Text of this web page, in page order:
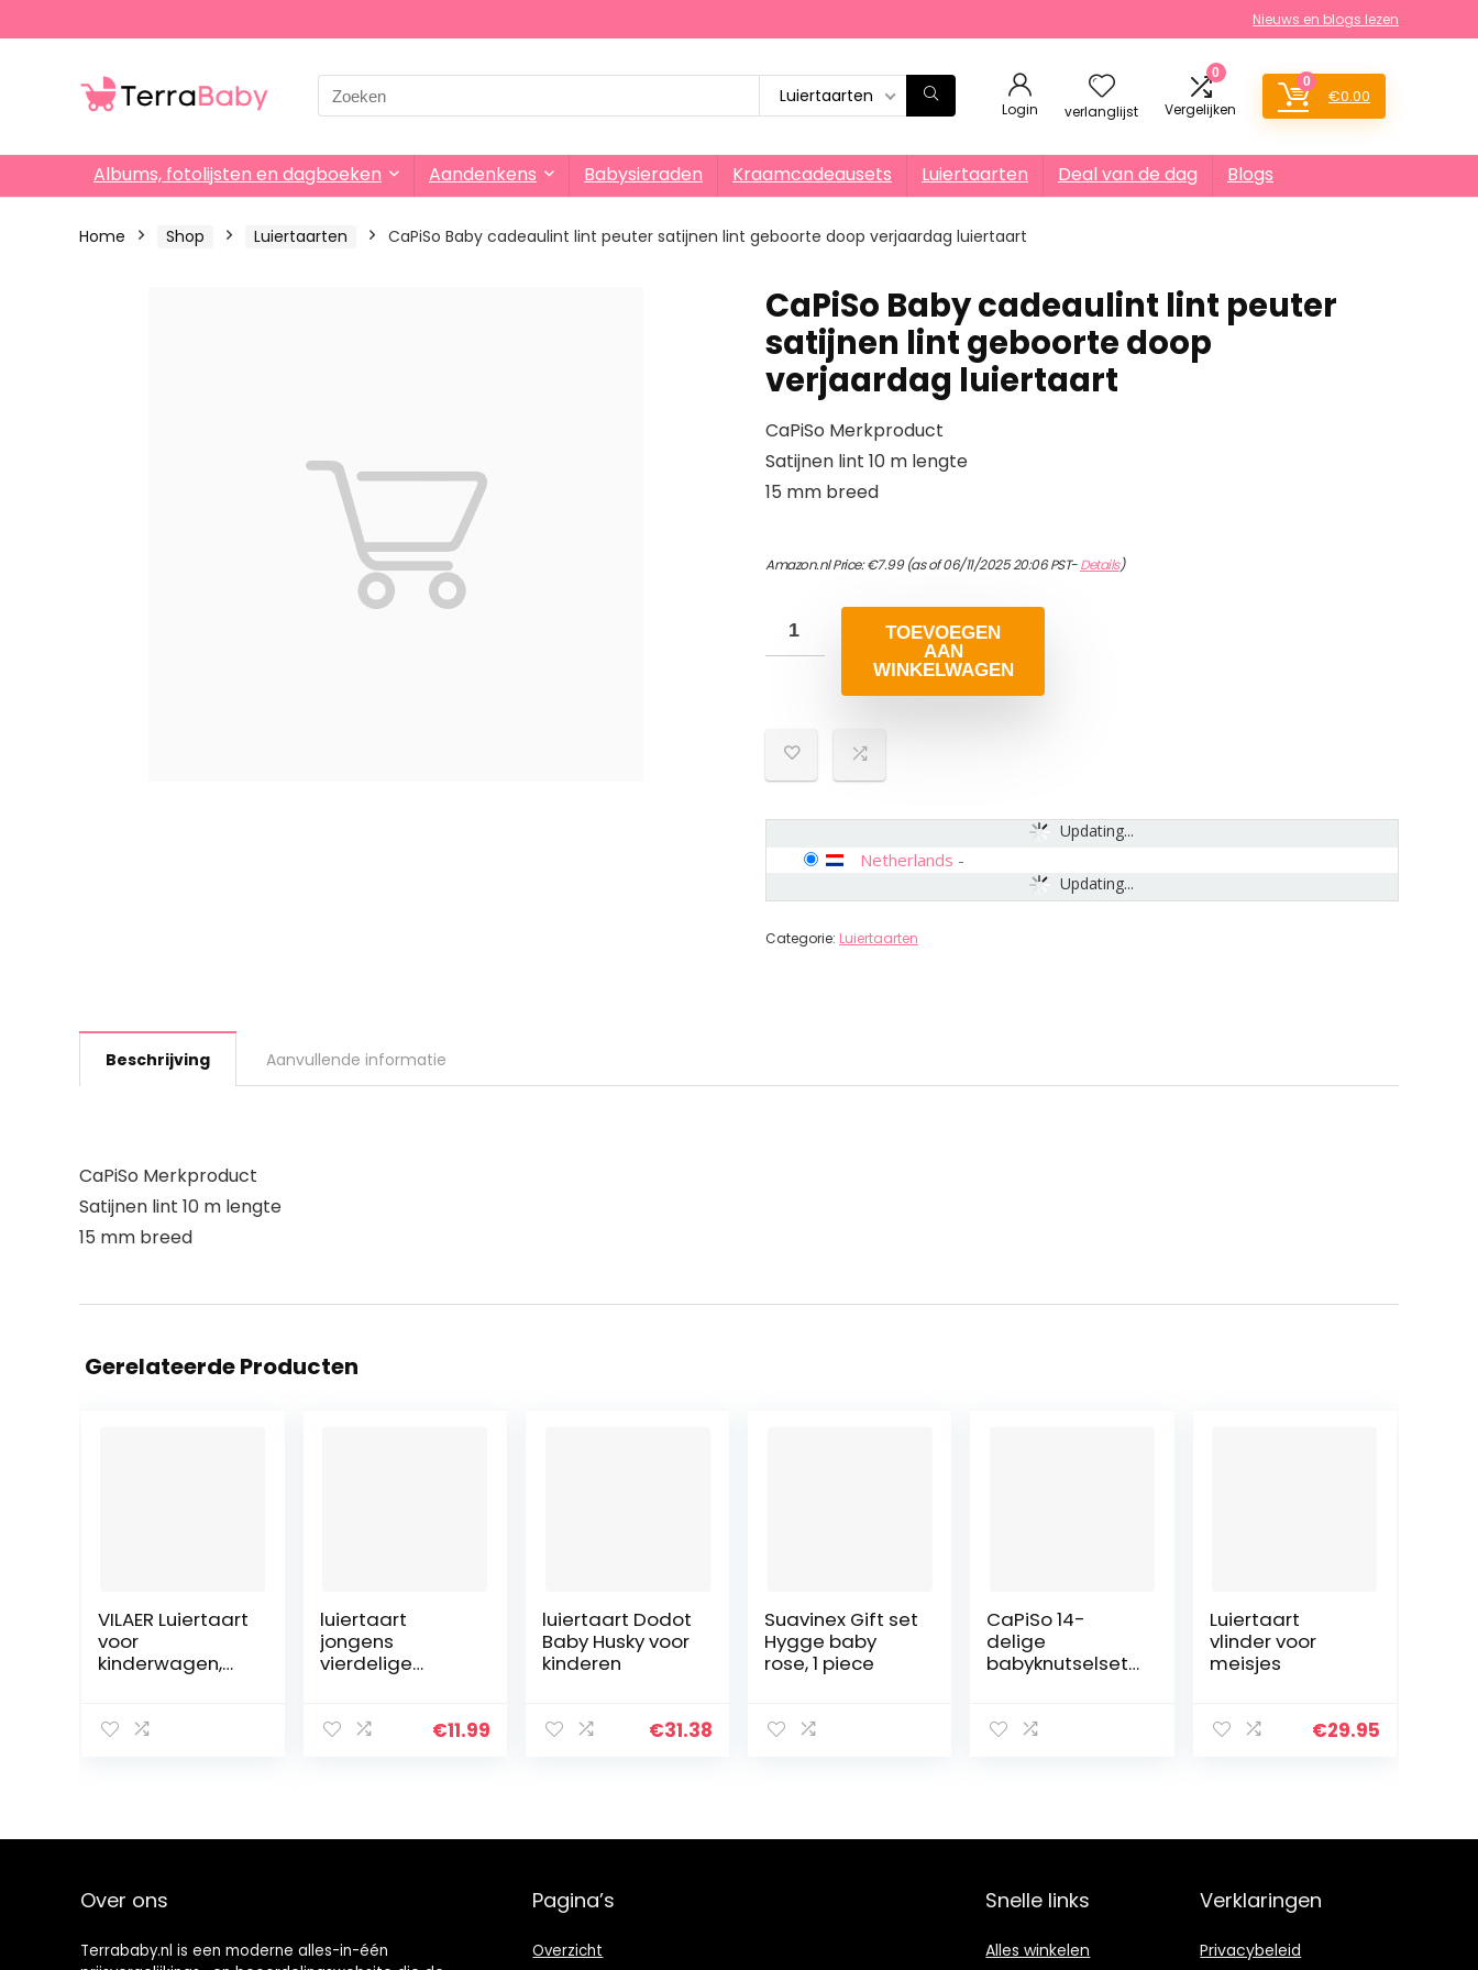
Nieuws en blogs lezen
Search
for:
Luiertaarten
Login verlanglijst
0
Vergelijken
0
€0.00
Albums, fotolijsten en dagboeken Aandenkens Babysieraden Kraamcadeausets Luiertaarten Deal van de dag Blogs
Home Shop Luiertaarten CaPiSo Baby cadeaulint lint peuter satijnen lint geboorte doop verjaardag luiertaart
CaPiSo Baby cadeaulint lint peuter
satijnen lint geboorte doop
verjaardag luiertaart
CaPiSo Merkproduct
Satijnen lint 10 m lengte
15 mm breed
Amazon.nl Price:€7.99(as of 06/11/2025 20:06 PST-Details)
TOEVOEGEN
AAN
WINKELWAGEN
Updating...
Updating...
Netherlands -
Categorie: Luiertaarten
Beschrijving Aanvullende informatie
CaPiSo Merkproduct
Satijnen lint 10 m lengte
15 mm breed
Gerelateerde Producten
VILAER Luiertaart
voor
kinderwagen,
origineel
maat 2 (4-8 kg)
luiertaart
jongens
vierdelige
€11.99
luiertaart Dodot
Baby Husky voor
kinderen
€31.38
Suavinex Gift set
Hygge baby
rose, 1 piece
CaPiSo 14-
delige
babyknutselset,
cadeau voor
babyfopspeen
Luiertaart
vlinder voor
meisjes
€29.95
Over ons
Terrababy.nl is een moderne alles-in-één
Pagina’s
Overzicht
Snelle links
Alles winkelen
Verklaringen
Privacybeleid